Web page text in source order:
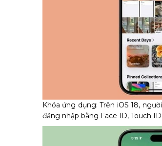
Khóa ứng dụng: Trên iOS 18,
đăng nhập bằng Face ID, Touch